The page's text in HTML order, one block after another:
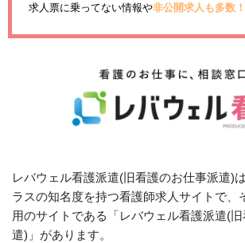
求人票に乗ってない情報や非公開求人も多数！
レバウェル看護派遣(旧看護のお仕事派遣)
ラスの知名度を持つ看護師求人サイトで、
用のサイトである「レバウェル看護派遣(
遣)」があります。